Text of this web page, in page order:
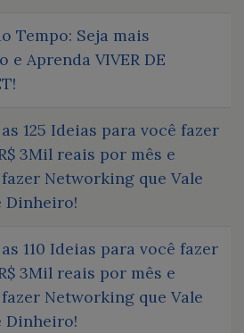
Tempo: Seja mais
e Aprenda VIVER DE
125 Ideias para você fazer
3Mil reais por mês e
Networking que Vale
Dinheiro!
110 Ideias para você fazer
3Mil reais por mês e
Networking que Vale
Dinheiro!